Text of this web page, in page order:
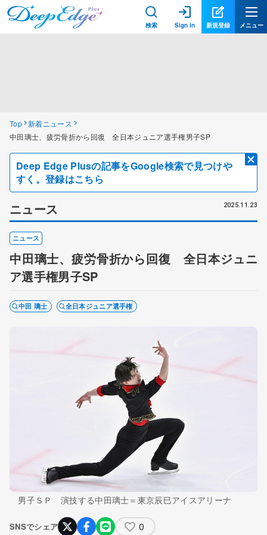
検索 Sign in 新規登録 メニュー
Top 新着ニュース
中田璃士、疲労骨折から回復 全日本ジュニア選手権男子SP
Deep Edge Plusの記事をGoogle検索で見つけや
すく。登録はこちら
ニュース 2025.11.23
ニュース
中田璃士、疲労骨折から回復 全日本ジュニ
ア選手権男子SP
中田 璃士 全日本ジュニア選手権
男子ＳＰ 演技する中田璃士＝東京辰巳アイスアリーナ
SNSでシェア 0